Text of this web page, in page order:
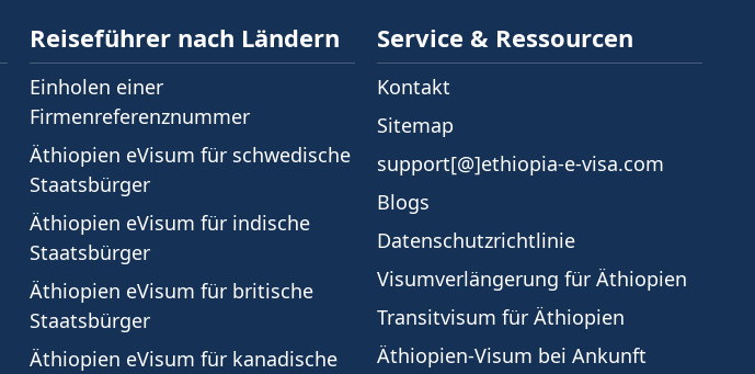
Reiseführer nach Ländern
Einholen einer
Firmenreferenznummer
Äthiopien eVisum für schwedische
Staatsbürger
Äthiopien eVisum für indische
Staatsbürger
Äthiopien eVisum für britische
Staatsbürger
Äthiopien eVisum für kanadische
Service & Ressourcen
Kontakt
Sitemap
support[@]ethiopia-e-visa.com
Blogs
Datenschutzrichtlinie
Visumverlängerung für Äthiopien
Transitvisum für Äthiopien
Äthiopien-Visum bei Ankunft